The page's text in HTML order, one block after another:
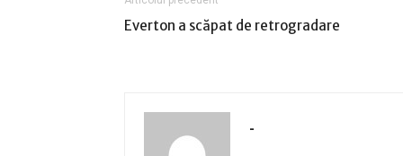
Everton a scăpat de retrogradare
-